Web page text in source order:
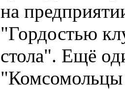
на
"Гордостью
стола". Ещё